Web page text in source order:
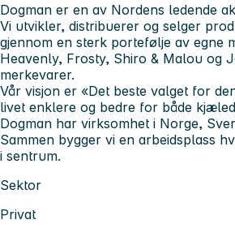
Dogman er en av Nordens ledende
Vi utvikler, distribuerer og selger
gjennom en sterk portefølje av egne
Heavenly, Frosty, Shiro & Malou og
merkevarer.
Vår visjon er «Det beste valget for
livet enklere og bedre for både
Dogman har virksomhet i Norge,
Sammen bygger vi en arbeidsplass
i sentrum.
Sektor
Privat